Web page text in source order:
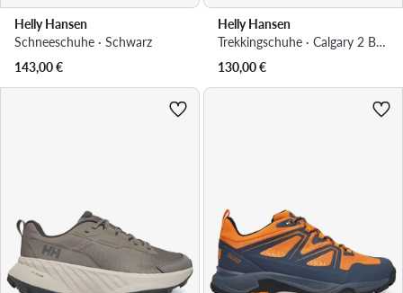
Helly Hansen
Schneeschuhe · Schwarz
143,00€
Helly Hansen
Trekkingschuhe · Calgary 2 Boots 12036 · Schwarz
130,00€